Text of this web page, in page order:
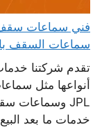
سماعات السقف
تقدم شركتنا
أنواعها مثل
خدمات ما بعد